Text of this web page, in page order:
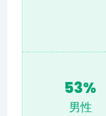
53%
男性